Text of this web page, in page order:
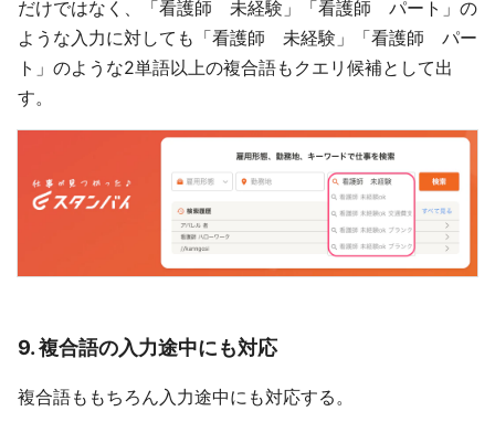
だけではなく、「看護師 未経験」「看護師 パート」の
ような入力に対しても「看護師 未経験」「看護師 パー
ト」のような2単語以上の複合語もクエリ候補として出
す。
9. 複合語の入力途中にも対応
複合語ももちろん入力途中にも対応する。